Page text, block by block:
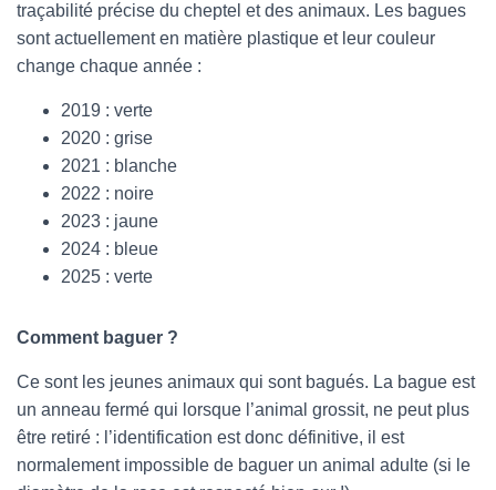
l
traçabilité précise du cheptel et des animaux. Les bagues
sont actuellement en matière plastique et leur couleur
change chaque année :
2019 : verte
2020 : grise
2021 : blanche
2022 : noire
2023 : jaune
2024 : bleue
2025 : verte
Comment baguer ?
Ce sont les jeunes animaux qui sont bagués. La bague est
un anneau fermé qui lorsque l’animal grossit, ne peut plus
être retiré : l’identification est donc définitive, il est
normalement impossible de baguer un animal adulte (si le